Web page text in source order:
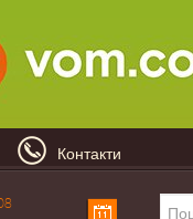
Контакти